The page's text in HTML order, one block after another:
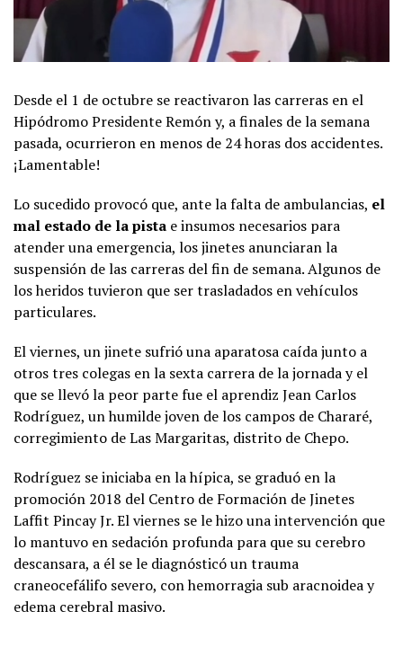
Desde el 1 de octubre se reactivaron las carreras en el
Hipódromo Presidente Remón y, a finales de la semana
pasada, ocurrieron en menos de 24 horas dos accidentes.
¡Lamentable!
Lo sucedido provocó que, ante la falta de ambulancias, el
mal estado de la pista e insumos necesarios para
atender una emergencia, los jinetes anunciaran la
suspensión de las carreras del fin de semana. Algunos de
los heridos tuvieron que ser trasladados en vehículos
particulares.
El viernes, un jinete sufrió una aparatosa caída junto a
otros tres colegas en la sexta carrera de la jornada y el
que se llevó la peor parte fue el aprendiz Jean Carlos
Rodríguez, un humilde joven de los campos de Chararé,
corregimiento de Las Margaritas, distrito de Chepo.
Rodríguez se iniciaba en la hípica, se graduó en la
promoción 2018 del Centro de Formación de Jinetes
Laffit Pincay Jr. El viernes se le hizo una intervención que
lo mantuvo en sedación profunda para que su cerebro
descansara, a él se le diagnósticó un trauma
craneocefálifo severo, con hemorragia sub aracnoidea y
edema cerebral masivo.